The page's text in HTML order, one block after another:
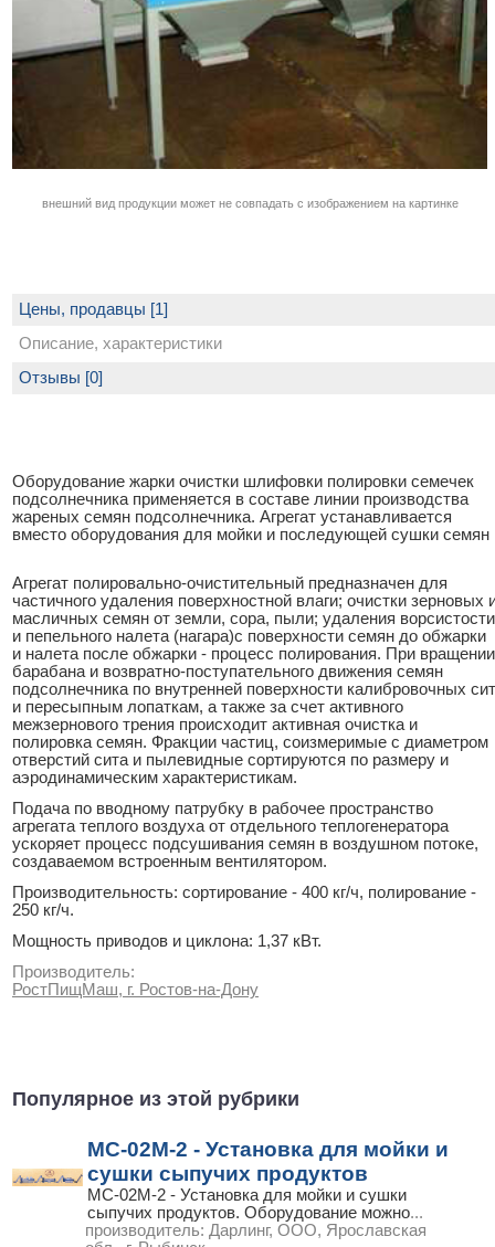
внешний вид продукции может не совпадать с изображением на картинке
Цены, продавцы [1]
Описание, характеристики
Оборудование жарки очистки шлифовки полировки семечек
подсолнечника применяется в составе линии производства
жареных семян подсолнечника. Агрегат устанавливается
вместо оборудования для мойки и последующей сушки семян
Агрегат полировально-очистительный предназначен для
частичного удаления поверхностной влаги; очистки зерновых
масличных семян от земли, сора, пыли; удаления ворсистости
и пепельного налета (нагара)с поверхности семян до обжарки
и налета после обжарки - процесс полирования. При вращении
барабана и возвратно-поступательного движения семян
подсолнечника по внутренней поверхности калибровочных сит
и пересыпным лопаткам, а также за счет активного
межзернового трения происходит активная очистка и
полировка семян. Фракции частиц, соизмеримые с диаметром
отверстий сита и пылевидные сортируются по размеру и
аэродинамическим характеристикам.
Подача по вводному патрубку в рабочее пространство
агрегата теплого воздуха от отдельного теплогенератора
ускоряет процесс подсушивания семян в воздушном потоке,
создаваемом встроенным вентилятором.
Производительность: сортирование - 400 кг/ч, полирование -
250 кг/ч.
Мощность приводов и циклона: 1,37 кВт.
Производитель:
РостПищМаш, г. Ростов-на-Дону
Отзывы [0]
Популярное из этой рубрики
МС-02М-2 - Установка для мойки и
сушки сыпучих продуктов
МС-02М-2 - Установка для мойки и сушки
сыпучих продуктов. Оборудование можно...
производитель: Дарлинг, ООО, Ярославская